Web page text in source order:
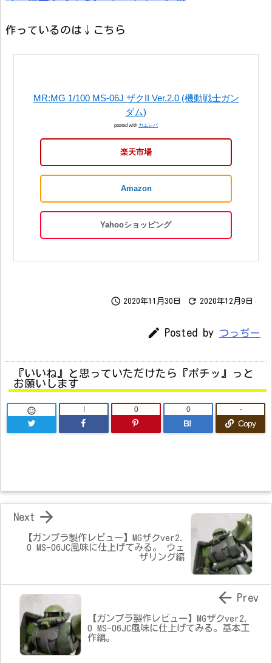
作っているのは↓こちら
MR:MG 1/100 MS-06J ザクII Ver.2.0 (機動戦士ガン
ダム)
posted with カエレバ
楽天市場
Amazon
Yahooショッピング
 2020年11月30日  2020年12月9日
 Posted by つっぢー
『いいね』と思っていただけたら『ポチッ』っと
お願いします
 ! 0
B!
0
Copy
-
【ガンプラ製作レビュー】MGザクver2.
0 MS-06JC風味に仕上げてみる。 ウェ
ザリング編

Next
【ガンプラ製作レビュー】MGザクver2.
0 MS-06JC風味に仕上げてみる。基本工
作編。
 Prev